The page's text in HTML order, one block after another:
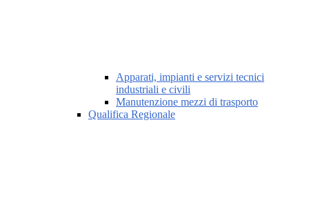
Apparati, impianti e servizi tecnici
industriali e civili
Manutenzione mezzi di trasporto
Qualifica Regionale